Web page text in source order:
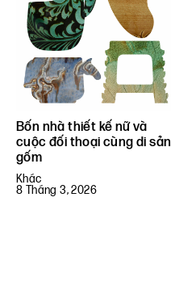
Bốn nhà thiết kế nữ và
cuộc đối thoại cùng di sản
gốm
Khác
8 Tháng 3, 2026